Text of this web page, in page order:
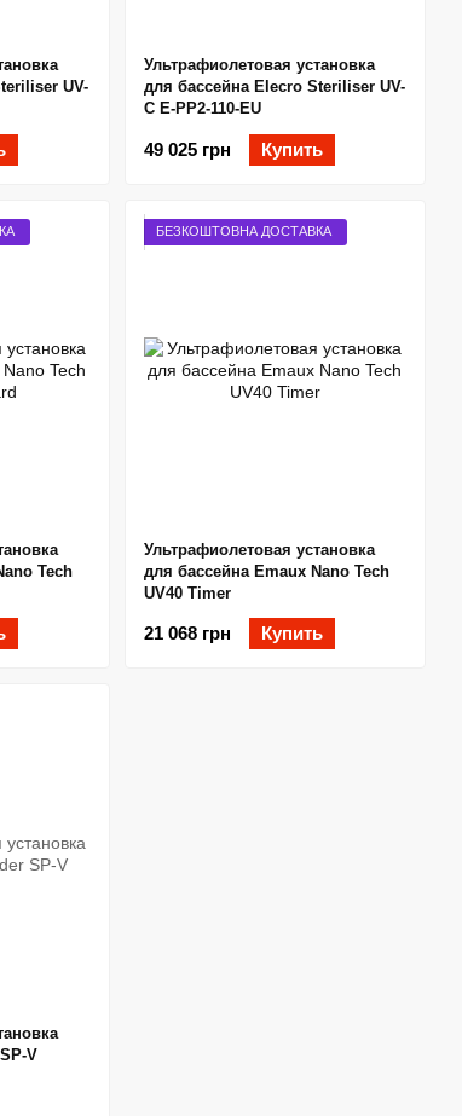
UV-
Ультрафиолетовая установка
для бассейна Elecro Steriliser UV-
C E-PP2-110-EU
49 025 грн Купить
Tech
БЕЗКОШТОВНА ДОСТАВКА
Ультрафиолетовая установка
для бассейна Emaux Nano Tech
UV40 Timer
21 068 грн Купить
V